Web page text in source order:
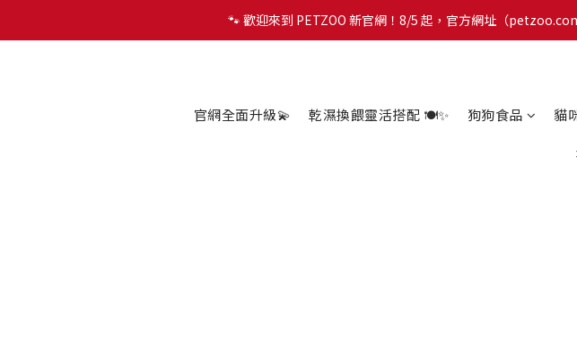
🐾 歡迎來到 PETZOO 新官網！8/5 起，官方網址（
🐾 歡迎來到 PETZOO 新官網！8/5 起，官方網址（
✨【新朋友見面禮】現在註冊即
官網全面升級💫 乾濕換餵靈活搭配 🍽️✨ 狗狗食品 貓